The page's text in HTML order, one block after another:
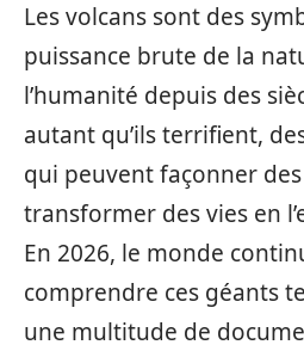
Les volcans sont des
puissance brute de la
l’humanité depuis des
autant qu’ils terrifient,
qui peuvent façonner
transformer des vies en
En 2026, le monde
comprendre ces géants
une multitude de